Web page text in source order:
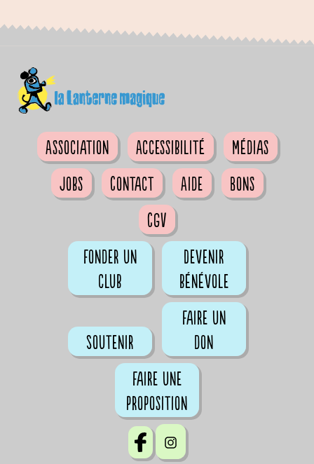
Association Accessibilité
Médias
Jobs
Contact Aide
Bons
CGV
Fonder un
club
Devenir
bénévole
Soutenir
Faire un
don
Faire une
proposition